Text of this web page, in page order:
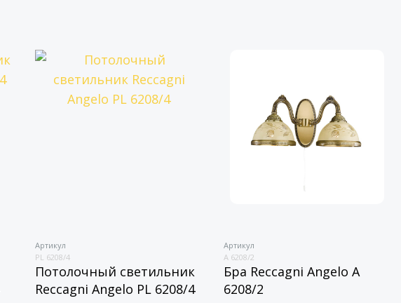
Артикул
PL 6208/4
Потолочный светильник
Reccagni Angelo PL 6208/4
Артикул
A 6208/2
Бра Reccagni Angelo A
6208/2